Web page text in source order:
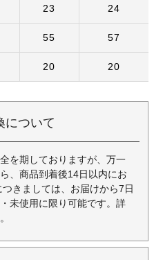
23 24
55 57
20 20
について
を期しておりますが、万一
、商品到着後14日以内にお
きましては、お届けから7日
未使用に限り可能です。詳